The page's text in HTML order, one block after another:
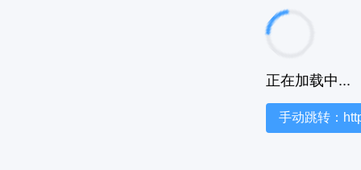
正在加载中...
手动跳转：